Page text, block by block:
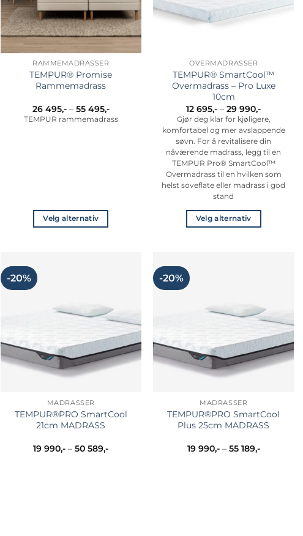
på
produktsiden
RAMMEMADRASSER
TEMPUR® Promise
Rammemadrass
26 495,- – 55 495,-Prisområde:
26
495,-
TEMPUR rammemadrass
Velg alternativ
kan
på
produktsiden
OVERMADRASSER
TEMPUR® SmartCool™
Overmadrass – Pro Luxe
10cm
12 695,- – 29 990,-
12
695,-
til
29
990,-
Gjør deg klar for kjøligere,
komfortabel og mer avslappende
søvn. For å revitalisere din
nåværende madrass, legg til en
TEMPUR Pro® SmartCool™
Overmadrass til en hvilken som
helst soveflate eller madrass i god
stand
Velg alternativ
kan
på
produktsiden
-20%
MADRASSER
TEMPUR®PRO SmartCool
21cm MADRASS
19 990,- – 50 589,-Prisområde:
-20%
MADRASSER
TEMPUR®PRO SmartCool
Plus 25cm MADRASS
19 990,- – 55 189,-